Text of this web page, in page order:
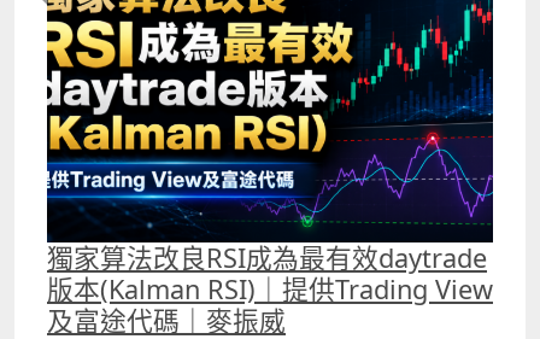
用法。 另外，我們已推出另一個指標名為Stable
Momentum Tracker，Patreon會員可選擇使用，將這個指
標配合Kalman RSI能更有效剔除窄幅波動市況中的假訊
號。
獨家算法改良RSI成為最有效daytrade
版本(Kalman RSI)｜提供Trading View
及富途代碼｜麥振威